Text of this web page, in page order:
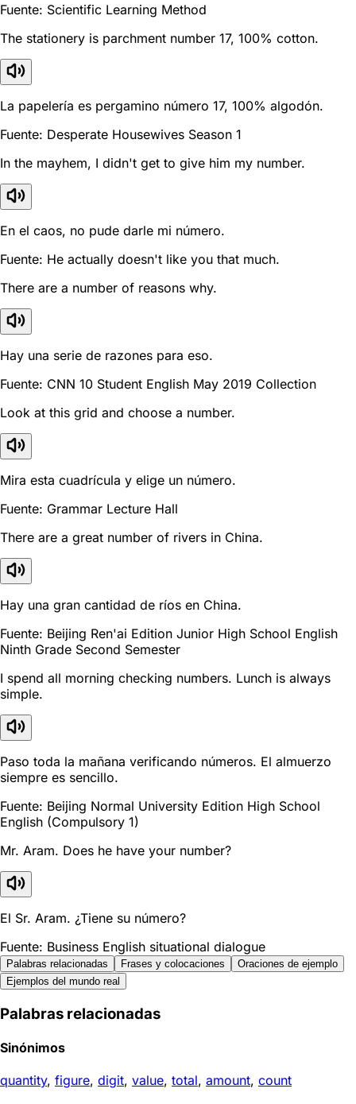
Fuente: Scientific Learning Method
The stationery is parchment number 17, 100% cotton.
La papelería es pergamino número 17, 100% algodón.
Fuente: Desperate Housewives Season 1
In the mayhem, I didn't get to give him my number.
En el caos, no pude darle mi número.
Fuente: He actually doesn't like you that much.
There are a number of reasons why.
Hay una serie de razones para eso.
Fuente: CNN 10 Student English May 2019 Collection
Look at this grid and choose a number.
Mira esta cuadrícula y elige un número.
Fuente: Grammar Lecture Hall
There are a great number of rivers in China.
Hay una gran cantidad de ríos en China.
Fuente: Beijing Ren'ai Edition Junior High School English
Ninth Grade Second Semester
I spend all morning checking numbers. Lunch is always
simple.
Paso toda la mañana verificando números. El almuerzo
siempre es sencillo.
Fuente: Beijing Normal University Edition High School
English (Compulsory 1)
Mr. Aram. Does he have your number?
El Sr. Aram. ¿Tiene su número?
Fuente: Business English situational dialogue
Palabras relacionadas Frases y colocaciones
Oraciones de ejemplo
Ejemplos del mundo real
Palabras relacionadas
Sinónimos
quantity, figure, digit, value, total, amount, count